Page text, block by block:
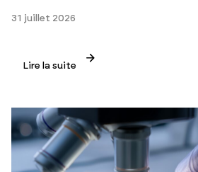
31 juillet 2026
Lire la suite